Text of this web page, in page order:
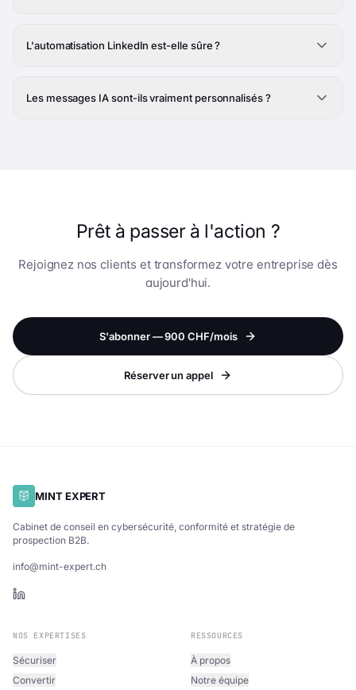
L'automatisation LinkedIn est-elle sûre ?
Les messages IA sont-ils vraiment personnalisés ?
Prêt à passer à l'action ?
Rejoignez nos clients et transformez votre entreprise dès
aujourd'hui.
S'abonner — 900 CHF/mois
Réserver un appel
MINT EXPERT
Cabinet de conseil en cybersécurité, conformité et stratégie de
prospection B2B.
info@mint-expert.ch
NOS EXPERTISES
Sécuriser
Convertir
RESSOURCES
À propos
Notre équipe